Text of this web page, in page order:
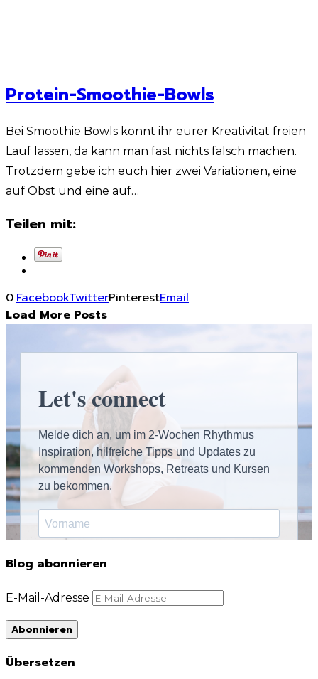
Protein-Smoothie-Bowls
Bei Smoothie Bowls könnt ihr eurer Kreativität freien
Lauf lassen, da kann man fast nichts falsch machen.
Trotzdem gebe ich euch hier zwei Variationen, eine
auf Obst und eine auf…
Teilen mit:
0FacebookTwitterPinterestEmail
Load More Posts
Blog abonnieren
E-Mail-Adresse
Abonnieren
Übersetzen